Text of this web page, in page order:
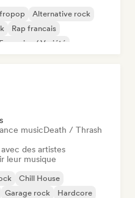
Alternative rock
Rap francais
/ Variété
musicDeath / Thrash
des artistes
leur musique
Chill House
Garage rock
Hardcore